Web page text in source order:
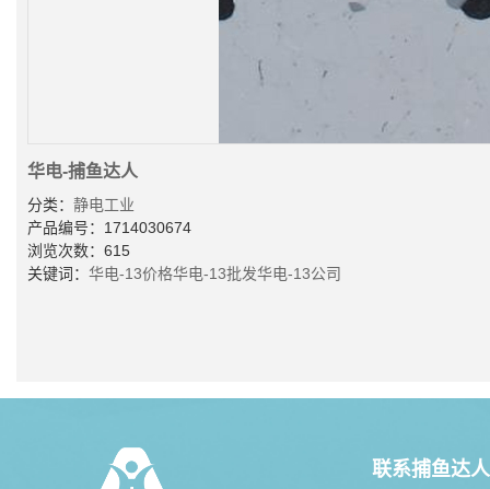
华电-捕鱼达人
分类： 静电工业
产品编号：1714030674
浏览次数：615
关键词： 华电-13价格华电-13批发华电-13公司
联系捕鱼达人